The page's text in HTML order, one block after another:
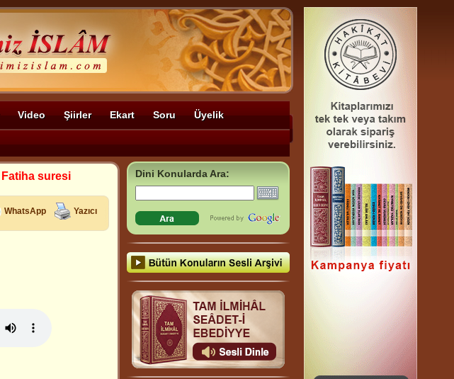
Video Şiirler Ekart Soru Üyelik
Fatiha suresi
WhatsApp Yazıcı
Dini Konularda Ara: